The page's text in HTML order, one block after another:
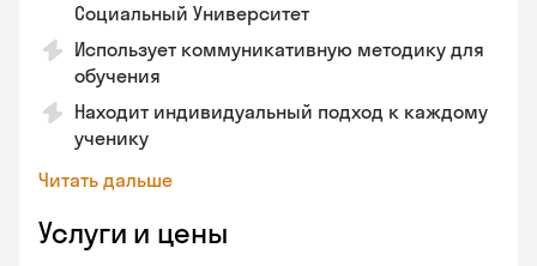
Социальный Университет
Использует коммуникативную методику для
обучения
Находит индивидуальный подход к каждому
ученику
Читать дальше
Услуги и цены